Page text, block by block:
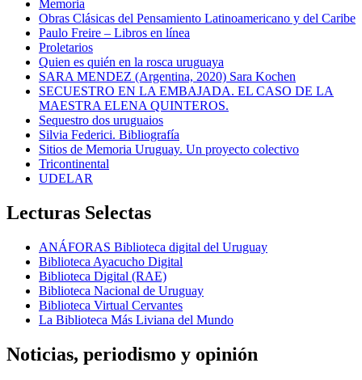
Memoria
Obras Clásicas del Pensamiento Latinoamericano y del Caribe
Paulo Freire – Libros en línea
Proletarios
Quien es quién en la rosca uruguaya
SARA MENDEZ (Argentina, 2020) Sara Kochen
SECUESTRO EN LA EMBAJADA. EL CASO DE LA
MAESTRA ELENA QUINTEROS.
Sequestro dos uruguaios
Silvia Federici. Bibliografía
Sitios de Memoria Uruguay. Un proyecto colectivo
Tricontinental
UDELAR
Lecturas Selectas
ANÁFORAS Biblioteca digital del Uruguay
Biblioteca Ayacucho Digital
Biblioteca Digital (RAE)
Biblioteca Nacional de Uruguay
Biblioteca Virtual Cervantes
La Biblioteca Más Liviana del Mundo
Noticias, periodismo y opinión